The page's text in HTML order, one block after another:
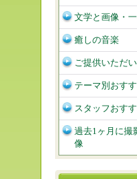
文学と画像・
癒しの音楽
ご提供いただ
テーマ別おす
スタッフおす
過去1ヶ月に撮
像